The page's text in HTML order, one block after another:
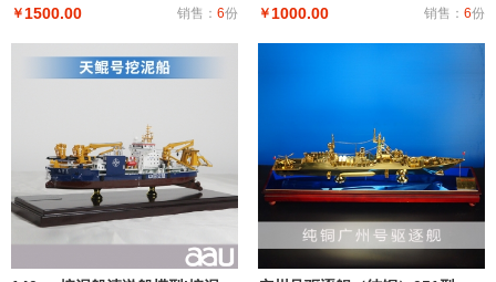
￥ 1500.00 销售： 6份 ￥ 1000.00 销售： 6份